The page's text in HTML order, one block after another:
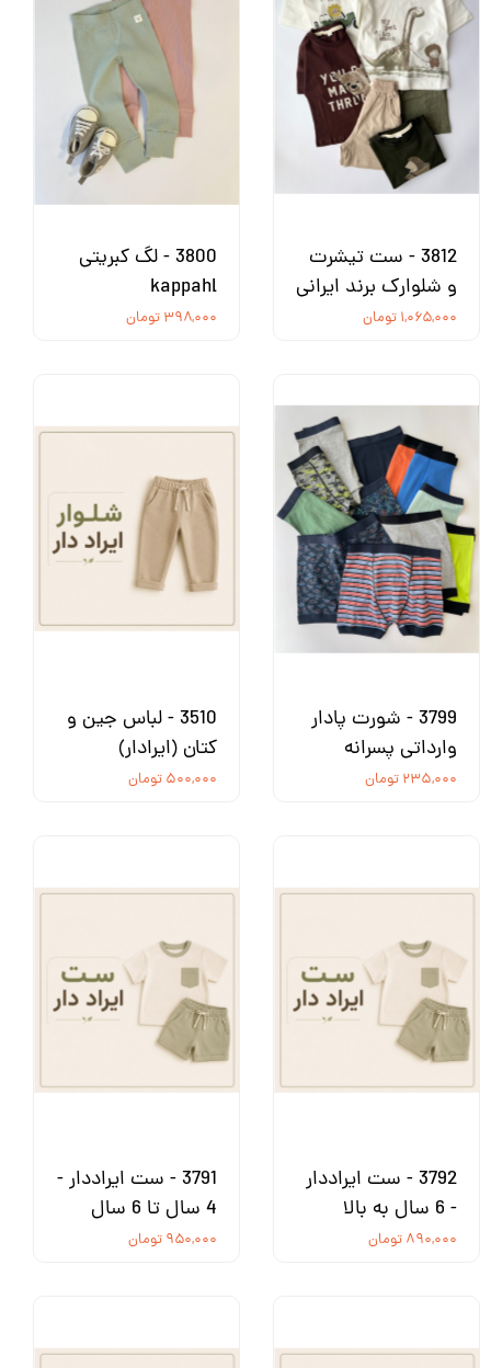
3812 - ست تیشرت
و شلوارک برند ایرانی
۱,۰۶۵,۰۰۰ تومان
3800 - لگ کبریتی
kappahl
۳۹۸,۰۰۰ تومان
3799 - شورت پادار
وارداتی پسرانه
۲۳۵,۰۰۰ تومان
3510 - لباس جین و
کتان (ایرادار)
۵۰۰,۰۰۰ تومان
3792 - ست ایراددار
- 6 سال به بالا
۸۹۰,۰۰۰ تومان
3791 - ست ایراددار -
4 سال تا 6 سال
۹۵۰,۰۰۰ تومان